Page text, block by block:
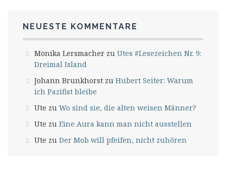
NEUESTE KOMMENTARE
Monika Lersmacher zu Utes #Lesezeichen Nr. 9:
Dreimal Island
Johann Brunkhorst zu Hubert Seiter: Warum
ich Pazifist bleibe
Ute zu Wo sind sie, die alten weisen Männer?
Ute zu Eine Aura kann man nicht ausstellen
Ute zu Der Mob will pfeifen, nicht zuhören